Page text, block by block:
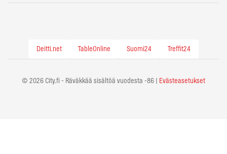
Deitti.net TableOnline Suomi24 Treffit24
© 2026 City.fi - Räväkkää sisältöä vuodesta -86 | Evästeasetukset